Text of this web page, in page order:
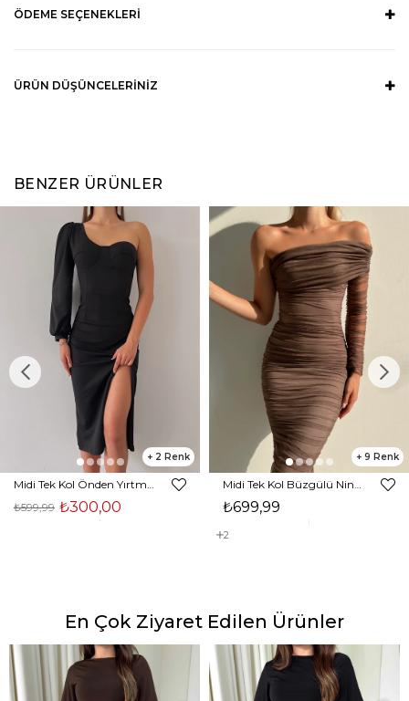
ÖDEME SEÇENEKLERI
ÜRÜN DÜŞÜNCELERINIZ
BENZER ÜRÜNLER
2
₺300,00
₺599,99
9
₺699,99
2
En Çok Ziyaret Edilen Ürünler